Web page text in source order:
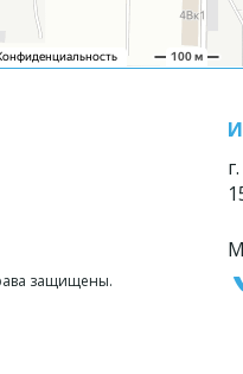
защищены.